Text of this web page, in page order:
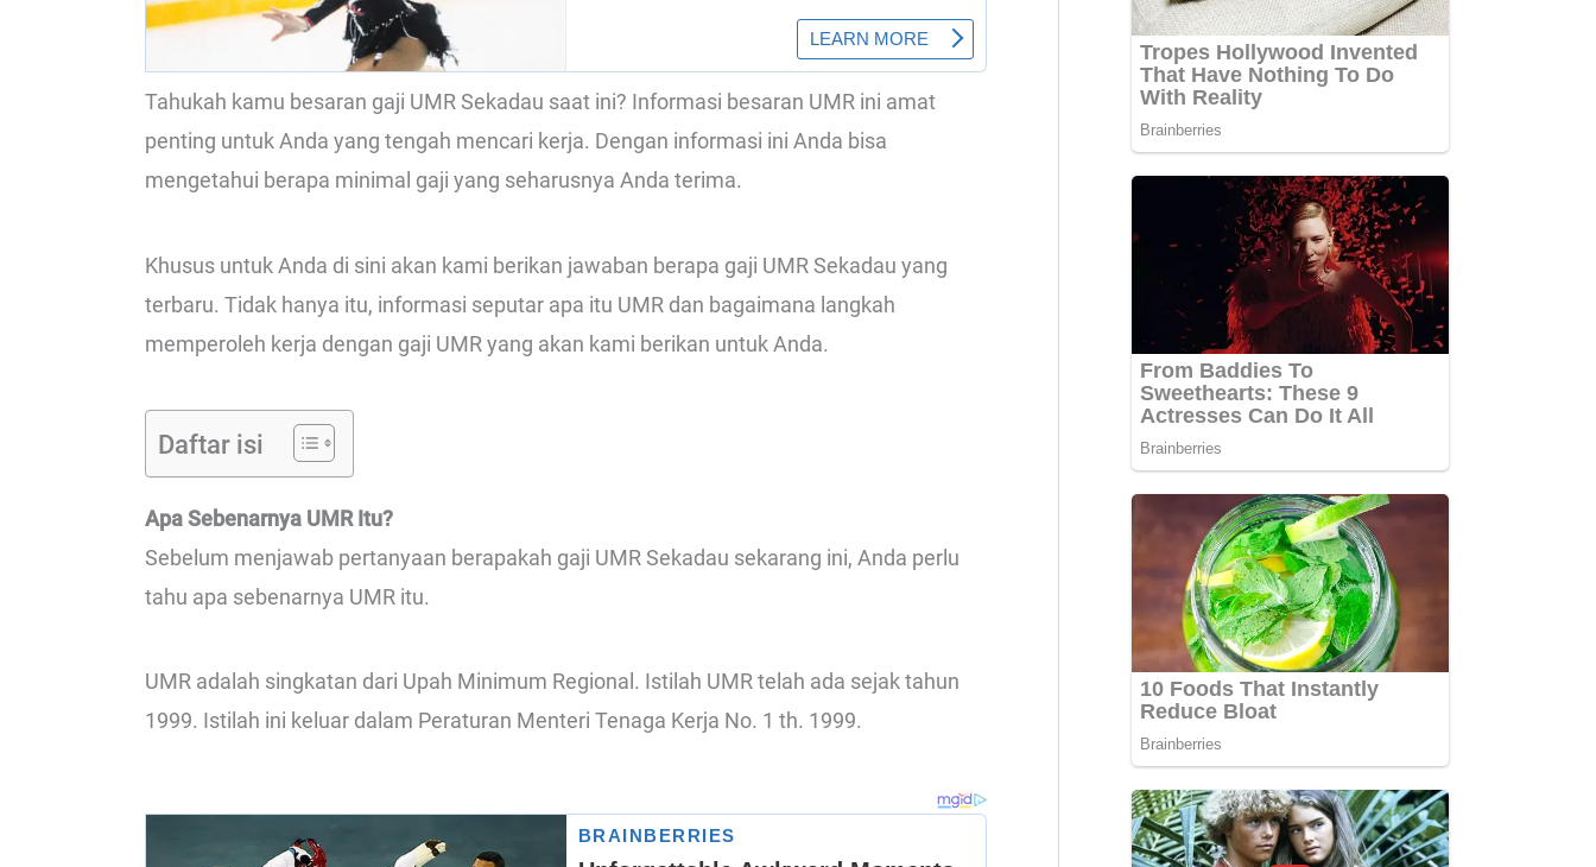
Tahukah kamu besaran gaji UMR Sekadau saat ini? Informasi besaran UMR ini amat
penting untuk Anda yang tengah mencari kerja. Dengan informasi ini Anda bisa
mengetahui berapa minimal gaji yang seharusnya Anda terima.
Khusus untuk Anda di sini akan kami berikan jawaban berapa gaji UMR Sekadau yang
terbaru. Tidak hanya itu, informasi seputar apa itu UMR dan bagaimana langkah
memperoleh kerja dengan gaji UMR yang akan kami berikan untuk Anda.
Daftar isi
Apa Sebenarnya UMR Itu?
Sebelum menjawab pertanyaan berapakah gaji UMR Sekadau sekarang ini, Anda perlu
tahu apa sebenarnya UMR itu.
UMR adalah singkatan dari Upah Minimum Regional. Istilah UMR telah ada sejak tahun
1999. Istilah ini keluar dalam Peraturan Menteri Tenaga Kerja No. 1 th. 1999.